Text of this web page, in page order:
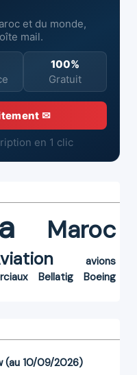
et du monde,
mail.
100%
Gratuit
✉
en 1 clic
Maroc
avions
Bellatig
Boeing
(au 10/09/2026)